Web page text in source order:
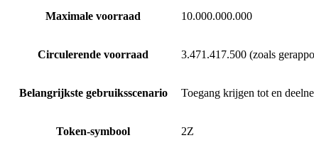
Maximale voorraad 10.000.000.000
Circulerende voorraad 3.471.417.500 (zoals
Belangrijkste gebruiksscenario Toegang krijgen tot en
Token-symbool 2Z